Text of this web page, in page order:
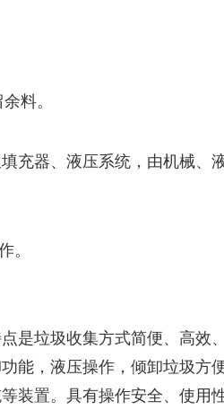
料。
充器、液压系统，由机械、
是垃圾收集方式简便、高效
能，液压操作，倾卸垃圾方便
装置。具有操作安全、使用